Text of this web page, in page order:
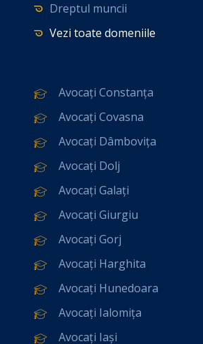
Dreptul muncii
Vezi toate domeniile
Avocați Constanța
Avocați Covasna
Avocați Dâmbovița
Avocați Dolj
Avocați Galați
Avocați Giurgiu
Avocați Gorj
Avocați Harghita
Avocați Hunedoara
Avocați Ialomița
Avocați Iași